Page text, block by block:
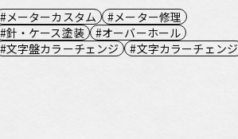
メーターカスタム
メーター修理
針・ケース塗装
オーバーホール
文字盤カラーチェンジ
文字カラーチェンジ